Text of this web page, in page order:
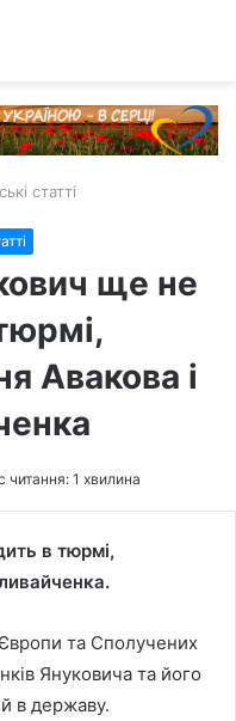
статті
ще не
Авакова і
читання: 1 хвилина
в тюрмі,
та Сполучених
Януковича та його
в державу.